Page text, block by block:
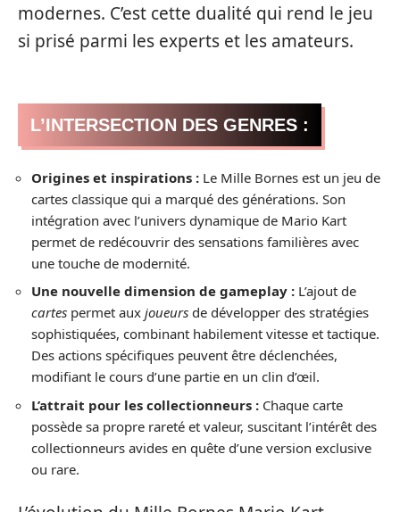
modernes. C’est cette dualité qui rend le jeu
si prisé parmi les experts et les amateurs.
L’INTERSECTION DES GENRES :
Origines et inspirations : Le Mille Bornes est un jeu de
cartes classique qui a marqué des générations. Son
intégration avec l’univers dynamique de Mario Kart
permet de redécouvrir des sensations familières avec
une touche de modernité.
Une nouvelle dimension de gameplay : L’ajout de
cartes permet aux joueurs de développer des stratégies
sophistiquées, combinant habilement vitesse et tactique.
Des actions spécifiques peuvent être déclenchées,
modifiant le cours d’une partie en un clin d’œil.
L’attrait pour les collectionneurs : Chaque carte
possède sa propre rareté et valeur, suscitant l’intérêt des
collectionneurs avides en quête d’une version exclusive
ou rare.